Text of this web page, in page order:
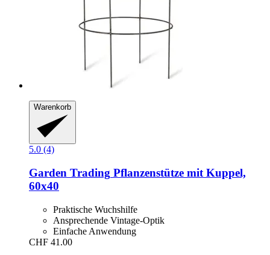
Warenkorb
5.0 (4)
Garden Trading Pflanzenstütze mit Kuppel,
60x40
Praktische Wuchshilfe
Ansprechende Vintage-Optik
Einfache Anwendung
CHF 41.00